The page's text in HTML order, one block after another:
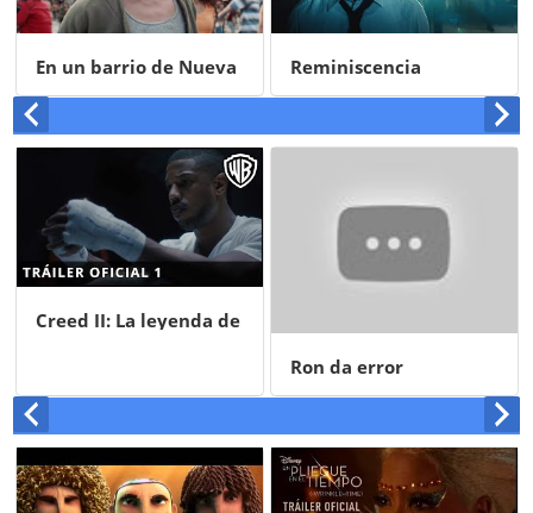
En un barrio de Nueva
York
Reminiscencia
Creed II: La leyenda de
Ron da error